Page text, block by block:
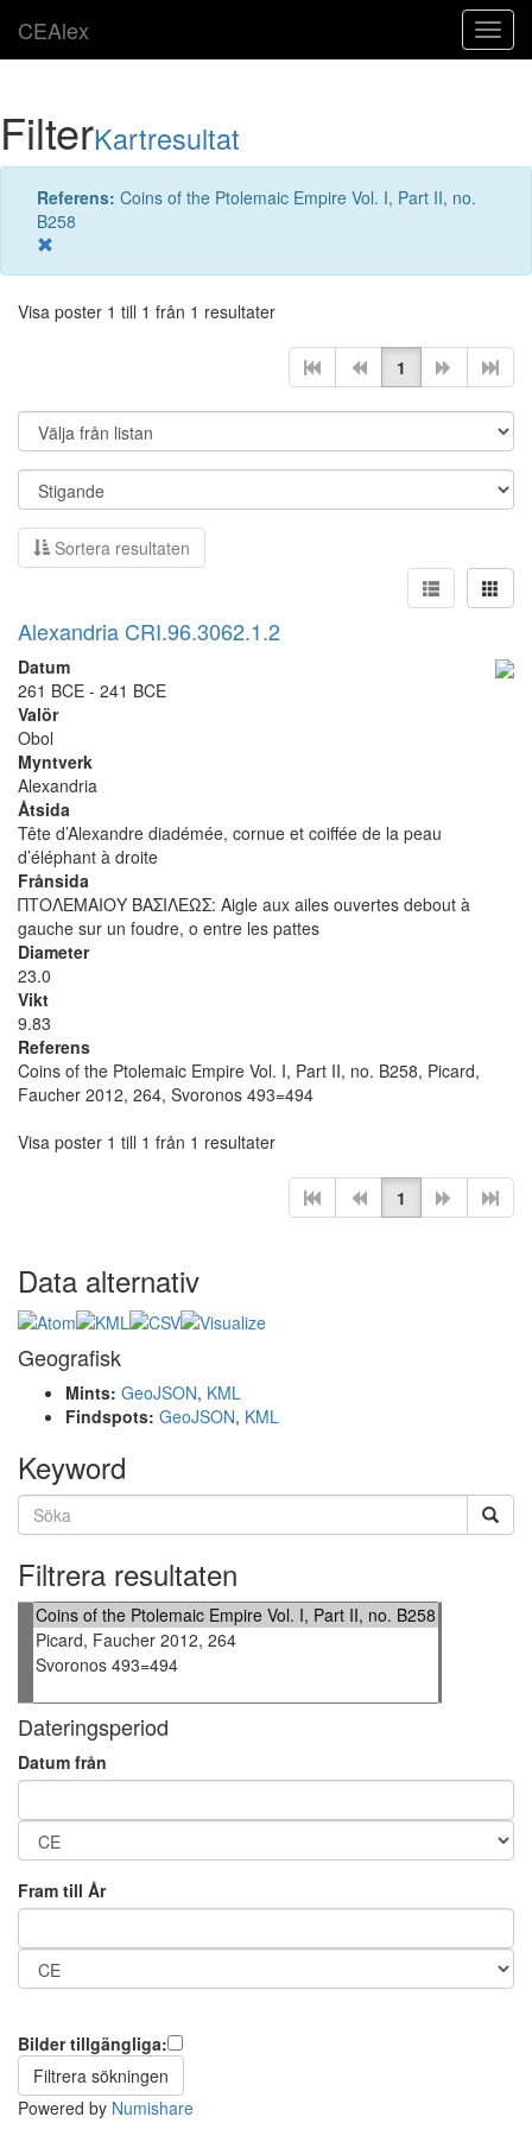
CEAlex
FilterKartresultat
Referens: Coins of the Ptolemaic Empire Vol. I, Part II, no.
B258
Visa poster 1 till 1 från 1 resultater
1
Sortera resultaten
Alexandria CRI.96.3062.1.2
Datum
261 BCE - 241 BCE
Valör
Obol
Myntverk
Alexandria
Åtsida
Tête d’Alexandre diadémée, cornue et coiffée de la peau
d’éléphant à droite
Frånsida
ΠΤΟΛΕΜΑΙΟΥ ΒΑΣΙΛΕΩΣ: Aigle aux ailes ouvertes debout à
gauche sur un foudre, o entre les pattes
Diameter
23.0
Vikt
9.83
Referens
Coins of the Ptolemaic Empire Vol. I, Part II, no. B258, Picard,
Faucher 2012, 264, Svoronos 493=494
Visa poster 1 till 1 från 1 resultater
1
Data alternativ
Geografisk
Mints: GeoJSON, KML
Findspots: GeoJSON, KML
Keyword
Filtrera resultaten
Dateringsperiod
Datum från
Fram till År
Bilder tillgängliga:
Powered by Numishare